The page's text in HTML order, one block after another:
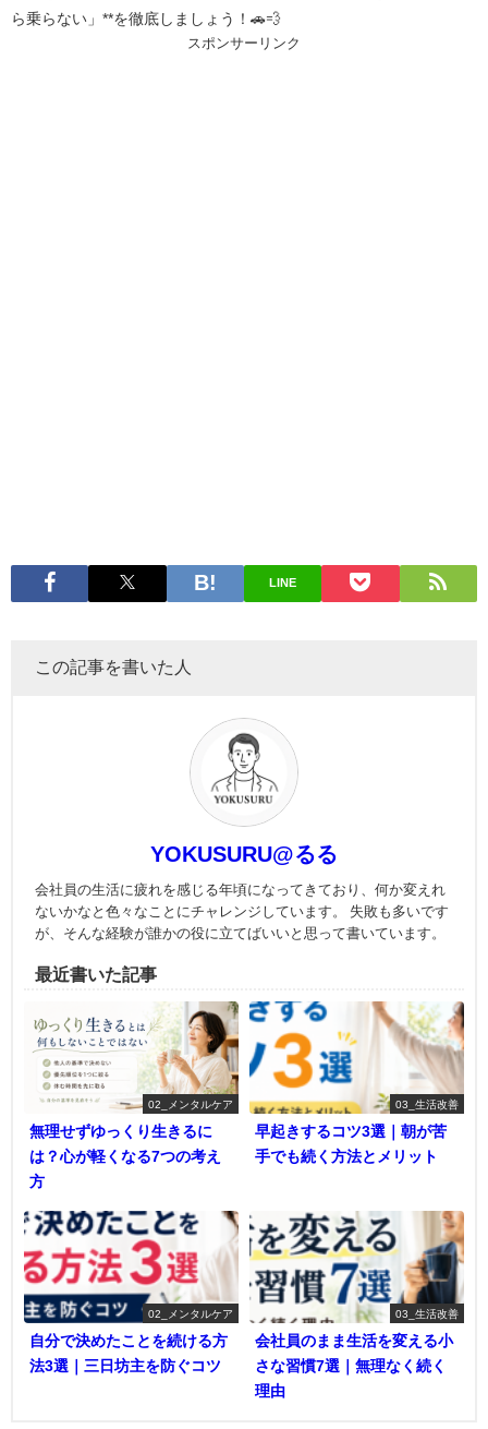
ら乗らない」**を徹底しましょう！🚗💨
スポンサーリンク
LINE
この記事を書いた人
YOKUSURU@るる
会社員の生活に疲れを感じる年頃になってきており、何か変えれ
ないかなと色々なことにチャレンジしています。 失敗も多いです
が、そんな経験が誰かの役に立てばいいと思って書いています。
最近書いた記事
02_メンタルケア
無理せずゆっくり生きるに
は？心が軽くなる7つの考え
方
03_生活改善
早起きするコツ3選｜朝が苦
手でも続く方法とメリット
02_メンタルケア
自分で決めたことを続ける方
法3選｜三日坊主を防ぐコツ
03_生活改善
会社員のまま生活を変える小
さな習慣7選｜無理なく続く
理由